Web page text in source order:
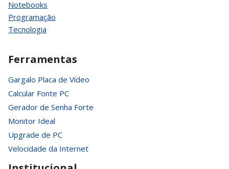
Notebooks
Programação
Tecnologia
Ferramentas
Gargalo Placa de Vídeo
Calcular Fonte PC
Gerador de Senha Forte
Monitor Ideal
Upgrade de PC
Velocidade da Internet